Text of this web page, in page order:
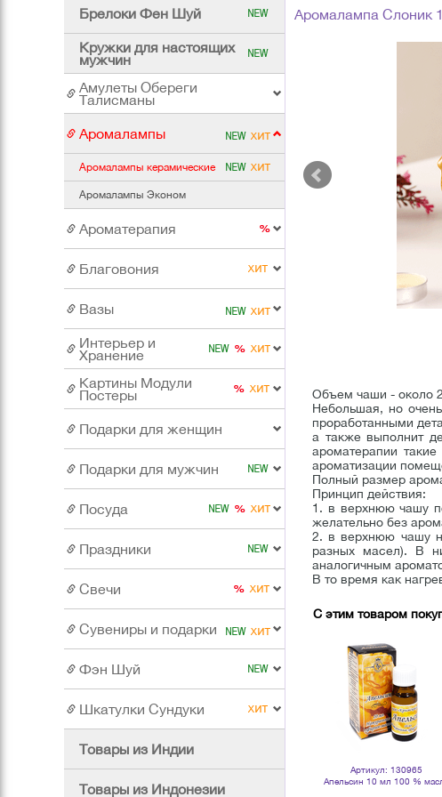
Брелоки Фен Шуй
Кружки для настоящих
мужчин
Амулеты Обереги
Талисманы
Аромалампы
Аромалампы керамические
Аромалампы Эконом
Ароматерапия
Благовония
Вазы
Интерьер и
Хранение
Картины Модули
Постеры
Подарки для женщин
Подарки для мужчин
Посуда
Праздники
Свечи
Сувениры и подарки
Фэн Шуй
Шкатулки Сундуки
Товары из Индии
Товары из Индонезии
Аромалампа Слоник
Объем чаши - около
Небольшая, но
проработанными
а также выполнит
ароматерапии
ароматизации
Полный размер
Принцип действия:
1. в верхнюю чашу
желательно без
2. в верхнюю чашу
разных масел). В
аналогичным
В то время как
С этим товаром
Артикул: 112665
Жожоба объем 10 мл 100 %
натуральное масло
Артикул: 130966
эфирное
Артикул: 130965
Апельсин 10 мл 100 %